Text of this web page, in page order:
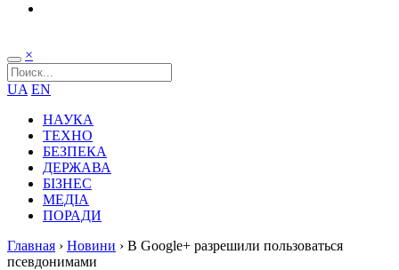
×
UA EN
НАУКА
ТЕХНО
БЕЗПЕКА
ДЕРЖАВА
БІЗНЕС
МЕДІА
ПОРАДИ
Главная › Новини › В Google+ разрешили пользоваться
псевдонимами